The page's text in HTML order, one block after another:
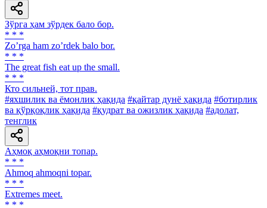
Зўрга ҳам зўрдек бало бор.
* * *
Zoʼrga ham zoʼrdek balo bor.
* * *
The great fish eat up the small.
* * *
Кто сильней, тот прав.
#яхшилик ва ёмонлик ҳақида #қайтар дунё ҳақида #ботирлик
ва қўрқоқлик ҳақида #қудрат ва ожизлик ҳақида #адолат,
тенглик
Аҳмоқ аҳмоқни топар.
* * *
Ahmoq ahmoqni topar.
* * *
Extremes meet.
* * *